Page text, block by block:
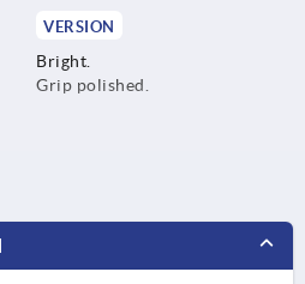
VERSION
Bright.
Grip polished.